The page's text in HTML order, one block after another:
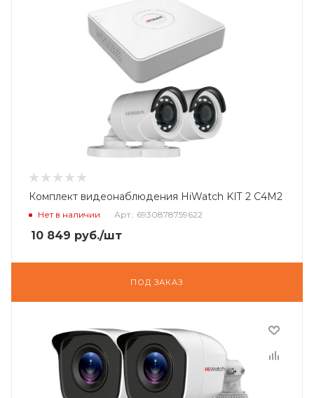
Комплект видеонаблюдения HiWatch KIT 2 C4M2
Нет в наличии Арт.: 6930878759622
10 849 руб./шт
ПОД ЗАКАЗ